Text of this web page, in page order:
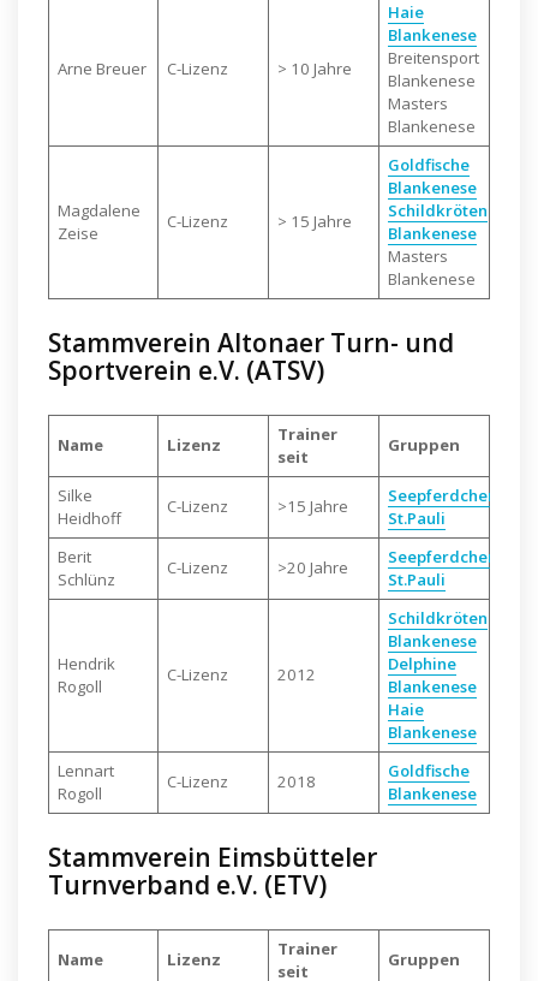
Arne Breuer C-Lizenz > 10 Jahre
Haie
Blankenese
Breitensport
Blankenese
Masters
Blankenese
Magdalene
Zeise
C-Lizenz > 15 Jahre
Goldfische
Blankenese
Schildkröten
Blankenese
Masters
Blankenese
Stammverein Altonaer Turn- und
Sportverein e.V. (ATSV)
Name Lizenz
Trainer
seit
Gruppen
Silke
Heidhoff
C-Lizenz >15 Jahre
Seepferdchen
St.Pauli
Berit
Schlünz
C-Lizenz >20 Jahre
Seepferdchen
St.Pauli
Hendrik
Rogoll
C-Lizenz 2012
Schildkröten
Blankenese
Delphine
Blankenese
Haie
Blankenese
Lennart
Rogoll
C-Lizenz 2018
Goldfische
Blankenese
Stammverein Eimsbütteler
Turnverband e.V. (ETV)
Name Lizenz
Trainer
seit
Gruppen